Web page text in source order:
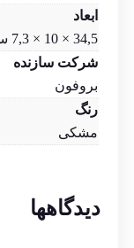
ابعاد
34,5 × 10 × 7,3 سانتیمتر
شرکت سازنده
بروفون
رنگ
مشکی
دیدگاهها